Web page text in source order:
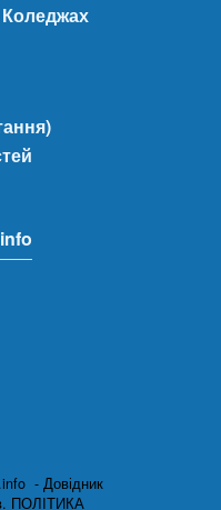
Коледжах
- Довідник
ПОЛІТИКА